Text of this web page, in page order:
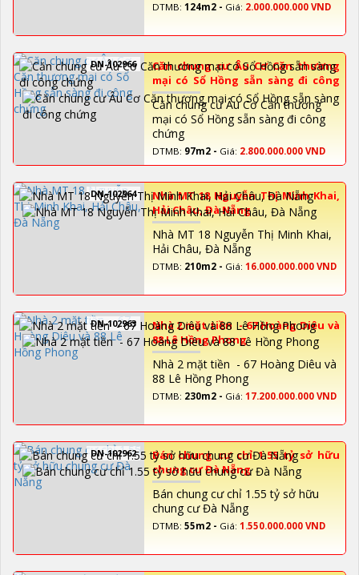
DTMB: 124m2 - Giá: 2.000.000.000 VND
DN-102966
Căn chung cư Âu Cơ Căn thương
mại có Sổ Hồng sẵn sàng đi công
chứng
Căn chung cư Âu Cơ Căn thương
mại có Sổ Hồng sẵn sàng đi công
chứng
DTMB: 97m2 - Giá: 2.800.000.000 VND
DN-102964
Nhà MT 18 Nguyễn Thị Minh Khai,
Hải Châu, Đà Nẵng
Nhà MT 18 Nguyễn Thị Minh Khai,
Hải Châu, Đà Nẵng
DTMB: 210m2 - Giá: 16.000.000.000 VND
DN-102963
Nhà 2 mặt tiền - 67 Hoàng Diêu và
88 Lê Hồng Phong
Nhà 2 mặt tiền - 67 Hoàng Diêu và
88 Lê Hồng Phong
DTMB: 230m2 - Giá: 17.200.000.000 VND
DN-102962
Bán chung cư chỉ 1.55 tỷ sở hữu
chung cư Đà Nẵng
Bán chung cư chỉ 1.55 tỷ sở hữu
chung cư Đà Nẵng
DTMB: 55m2 - Giá: 1.550.000.000 VND